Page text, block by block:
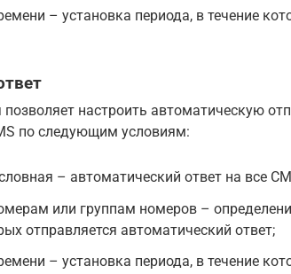
– установка периода, в течение
настроить автоматическую
по следующим условиям:
– автоматический ответ на все
или группам номеров –
отправляется автоматический ответ;
– установка периода, в течение